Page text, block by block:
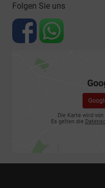
Folgen Sie uns
Die Karte wird
Es gelten die